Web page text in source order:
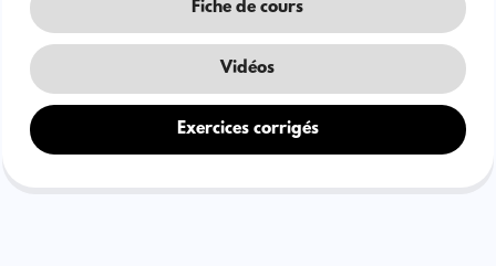
Fiche de cours
Vidéos
Exercices corrigés